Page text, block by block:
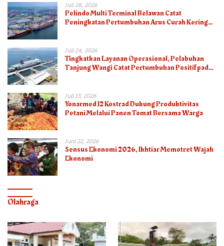
Juli 28, 2026
Pelindo Multi Terminal Belawan Catat
Peningkatan Pertumbuhan Arus Curah Kering
Juli 24, 2026
Tingkatkan Layanan Operasional, Pelabuhan
Tanjung Wangi Catat Pertumbuhan Positif pada
Juli 13, 2026
Yonarmed 12 Kostrad Dukung Produktivitas
Petani Melalui Panen Tomat Bersama Warga
Juni 22, 2026
Sensus Ekonomi 2026, Ikhtiar Memotret Wajah
Ekonomi
Olahraga